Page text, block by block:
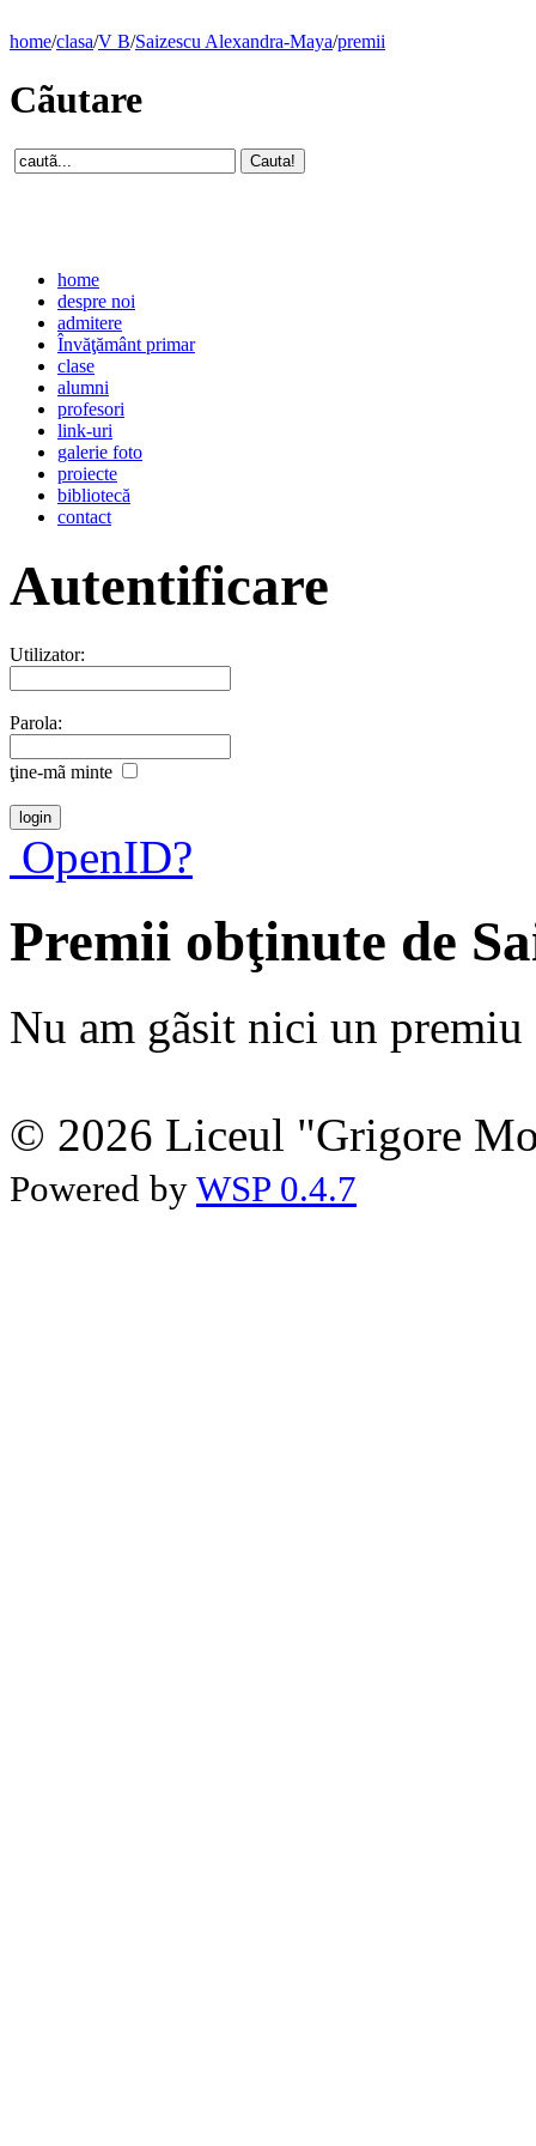
home/clasa/V B/Saizescu Alexandra-Maya/premii
Cãutare
home
despre noi
admitere
Învăţământ primar
clase
alumni
profesori
link-uri
galerie foto
proiecte
bibliotecă
contact
Autentificare
Utilizator:
Parola:
ţine-mã minte
OpenID?
Premii obţinute de
Nu am gãsit nici un premiu
© 2026 Liceul "Grigore
Powered by WSP 0.4.7